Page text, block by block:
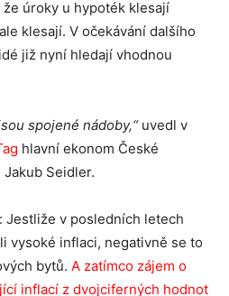
úroky u hypoték klesají
klesají. V očekávání dalšího
již nyní hledají vhodnou
spojené nádoby,“ uvedl v
hlavní ekonom České
Seidler.
Jestliže v posledních letech
vysoké inflaci, negativně se to
bytů. A zatímco zájem o
inflací z dvojciferných hodnot